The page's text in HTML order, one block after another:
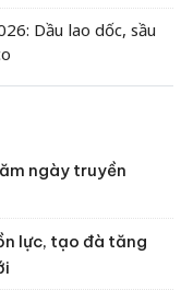
Dầu lao dốc, sầu
ngày truyền
lực, tạo đà tăng